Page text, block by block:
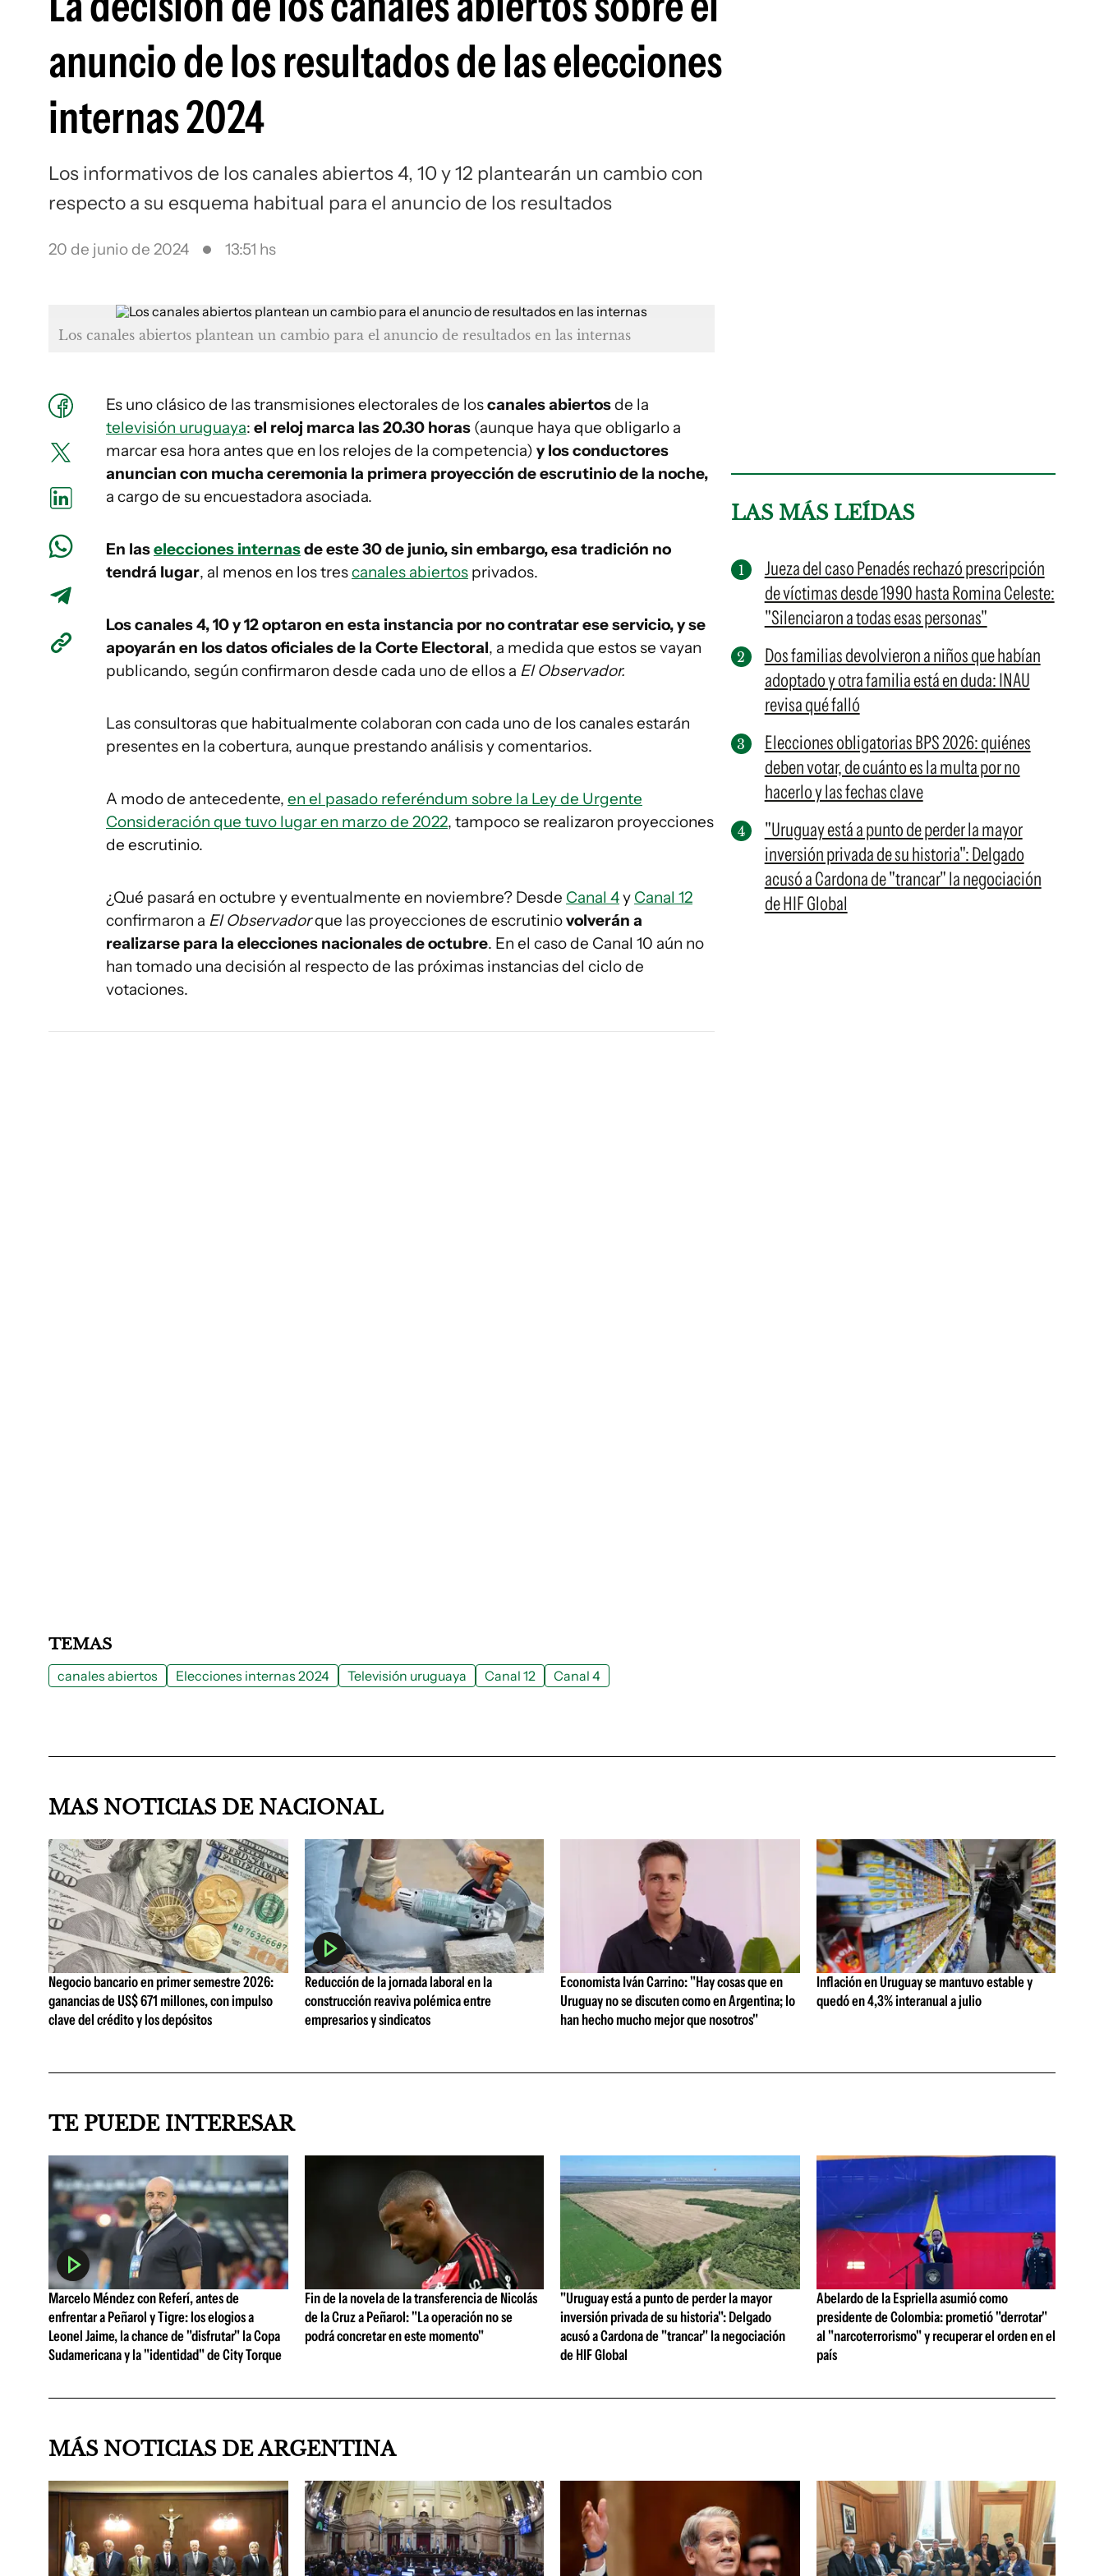
anuncio de los resultados de las elecciones
internas 2024
Los informativos de los canales abiertos 4, 10 y 12 plantearán un cambio con
respecto a su esquema habitual para el anuncio de los resultados
20 de junio de 2024 13:51 hs
Los canales abiertos plantean un cambio para el anuncio de resultados en las internas
Es uno clásico de las transmisiones electorales de loscanales abiertosde la
televisión uruguaya: el reloj marca las 20.30 horas (aunque haya que obligarlo a
marcar esa hora antes que en los relojes de la competencia) y los conductores
anuncian con mucha ceremonia la primera proyección de escrutinio de la noche,
a cargo de su encuestadora asociada.
En laselecciones internasde este 30 de junio, sin embargo, esa tradición no
tendrá lugar, al menos en los trescanales abiertos privados.
Los canales 4, 10 y 12 optaron en esta instancia por no contratar ese servicio, y se
apoyarán en los datos oficiales de la Corte Electoral, a medida que estos se vayan
publicando, según confirmaron desde cada uno de ellos a El Observador.
Las consultoras que habitualmente colaboran con cada uno de los canales estarán
presentes en la cobertura, aunque prestando análisis y comentarios.
A modo de antecedente, en el pasado referéndum sobre la Ley de Urgente
Consideración que tuvo lugar en marzo de 2022, tampoco se realizaron proyecciones
de escrutinio.
¿Qué pasará en octubre y eventualmente en noviembre? Desde Canal 4y Canal 12
confirmaron a El Observadorque las proyecciones de escrutiniovolverán a
realizarse para la elecciones nacionales de octubre. En el caso de Canal 10 aún no
han tomado una decisión al respecto de las próximas instancias del ciclo de
votaciones.
LAS MÁS LEÍDAS
Jueza del caso Penadés rechazó prescripción
de víctimas desde 1990 hasta Romina Celeste:
"Silenciaron a todas esas personas"
Dos familias devolvieron a niños que habían
adoptado y otra familia está en duda: INAU
revisa qué falló
Elecciones obligatorias BPS 2026: quiénes
deben votar, de cuánto es la multa por no
hacerlo y las fechas clave
"Uruguay está a punto de perder la mayor
inversión privada de su historia": Delgado
acusó a Cardona de "trancar" la negociación
de HIF Global
TEMAS
canales abiertos Elecciones internas 2024 Televisión uruguaya Canal 12 Canal 4
MAS NOTICIAS DE NACIONAL
Negocio bancario en primer semestre 2026:
ganancias de US$ 671 millones, con impulso
clave del crédito y los depósitos
Reducción de la jornada laboral en la
construcción reaviva polémica entre
empresarios y sindicatos
Economista Iván Carrino: "Hay cosas que en
Uruguay no se discuten como en Argentina; lo
han hecho mucho mejor que nosotros"
Inflación en Uruguay se mantuvo estable y
quedó en 4,3% interanual a julio
TE PUEDE INTERESAR
Marcelo Méndez con Referí, antes de
enfrentar a Peñarol y Tigre: los elogios a
Leonel Jaime, la chance de "disfrutar" la Copa
Sudamericana y la "identidad" de City Torque
Fin de la novela de la transferencia de Nicolás
de la Cruz a Peñarol: "La operación no se
podrá concretar en este momento"
"Uruguay está a punto de perder la mayor
inversión privada de su historia": Delgado
acusó a Cardona de "trancar" la negociación
de HIF Global
Abelardo de la Espriella asumió como
presidente de Colombia: prometió "derrotar"
al "narcoterrorismo" y recuperar el orden en el
país
MÁS NOTICIAS DE ARGENTINA